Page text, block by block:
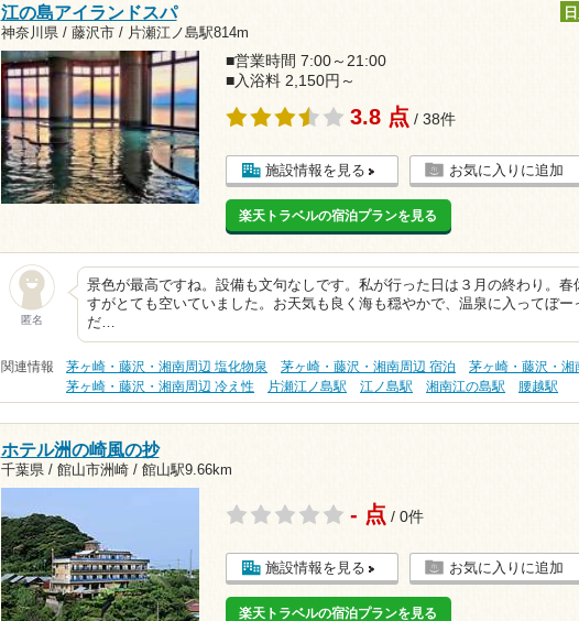
江の島アイランドスパ
神奈川県 / 藤沢市 / 片瀬江ノ島駅814m
■営業時間 7:00～21:00
■入浴料 2,150円～
3.8 点 / 38件
施設情報を見る お気に入りに追加
楽天トラベルの宿泊プランを見る
匿名
景色が最高ですね。設備も文句なしです。私が行った日は３月の終わり。春
すがとても空いていました。お天気も良く海も穏やかで、温泉に入ってぼー
だ…
関連情報 茅ヶ崎・藤沢・湘南周辺 塩化物泉 茅ヶ崎・藤沢・湘南周辺 宿泊
茅ヶ崎・藤沢・湘
茅ヶ崎・藤沢・湘南周辺 冷え性
片瀬江ノ島駅 江ノ島駅 湘南江の島駅 腰越駅
ホテル洲の崎風の抄
千葉県 / 館山市洲崎 / 館山駅9.66km
- 点 / 0件
施設情報を見る お気に入りに追加
楽天トラベルの宿泊プランを見る